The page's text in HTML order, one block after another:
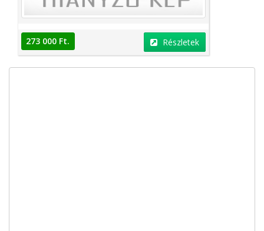
273 000 Ft. Részletek